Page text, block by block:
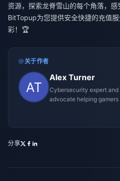
资源，探索龙脊雪山的每个角落，感
BitTopup为您提供安全快捷的充值
彩！🏆
关于作者
Alex Turner
Cybersecurity expert
advocate helping
分享